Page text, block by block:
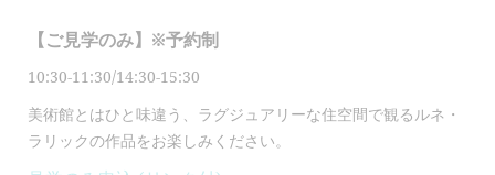
【ご見学のみ】※予約制
10:30-11:30/14:30-15:30
美術館とはひと味違う、
ラグジュアリーな住空間で観るルネ・
ラリックの作品をお楽しみください。